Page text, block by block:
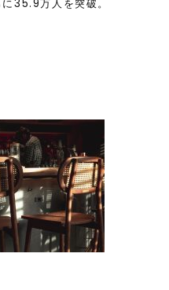
35.9万人を突破。